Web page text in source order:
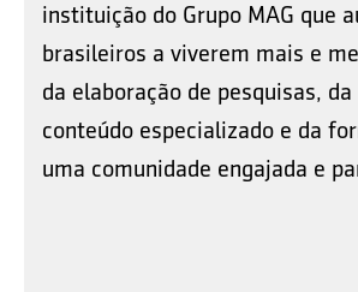
instituição do Grupo MAG que
brasileiros a viverem mais e
da elaboração de pesquisas,
conteúdo especializado e da
uma comunidade engajada e